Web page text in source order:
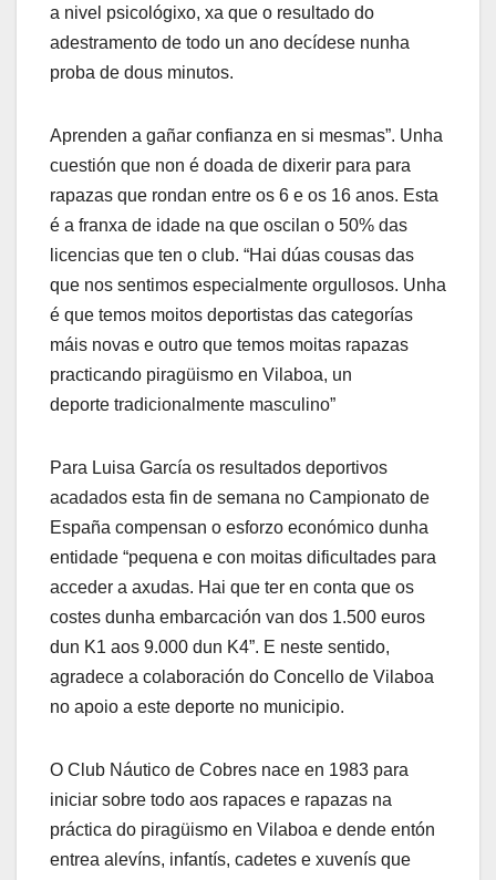
a nivel psicológixo, xa que o resultado do
adestramento de todo un ano decídese nunha
proba de dous minutos.
Aprenden a gañar confianza en si mesmas”. Unha
cuestión que non é doada de dixerir para para
rapazas que rondan entre os 6 e os 16 anos. Esta
é a franxa de idade na que oscilan o 50% das
licencias que ten o club. “Hai dúas cousas das
que nos sentimos especialmente orgullosos. Unha
é que temos moitos deportistas das categorías
máis novas e outro que temos moitas rapazas
practicando piragüismo en Vilaboa, un
deporte tradicionalmente masculino”
Para Luisa García os resultados deportivos
acadados esta fin de semana no Campionato de
España compensan o esforzo económico dunha
entidade “pequena e con moitas dificultades para
acceder a axudas. Hai que ter en conta que os
costes dunha embarcación van dos 1.500 euros
dun K1 aos 9.000 dun K4”. E neste sentido,
agradece a colaboración do Concello de Vilaboa
no apoio a este deporte no municipio.
O Club Náutico de Cobres nace en 1983 para
iniciar sobre todo aos rapaces e rapazas na
práctica do piragüismo en Vilaboa e dende entón
entrea alevíns, infantís, cadetes e xuvenís que